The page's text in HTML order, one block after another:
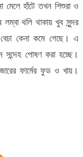
মেলে হাঁটে তখন শিশুরা ও
থলি থাকায় খুব সুন্দর
কেনা কমে গেছে। এ
পোষণ করা হচ্ছে।
ফার্মের ফুড ও খায়।